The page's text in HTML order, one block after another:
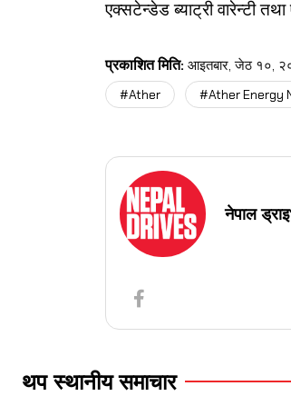
एक्सटेन्डेड ब्याट्री वारेन्टी
प्रकाशित मिति:आइतबार, जेठ १०,
#Ather #Ather Energy
नेपाल
थप स्थानीय समाचार